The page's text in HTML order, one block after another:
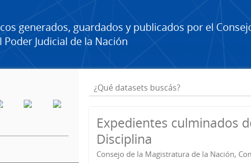
generados, guardados y publicados por el
Judicial de la Nación
Expedientes culminados
Disciplina
Consejo de la Magistratura de la Nación,